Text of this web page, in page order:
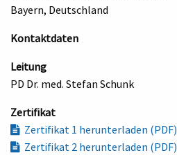
Bayern, Deutschland
Kontaktdaten
Leitung
PD Dr. med. Stefan Schunk
Zertifikat
Zertifikat 1 herunterladen (PDF)
Zertifikat 2 herunterladen (PDF)